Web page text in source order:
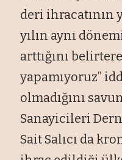
deri ihracatının
yılın aynı
arttığını
yapamıyoruz”
olmadığını
Sanayicileri
Sait Salıcı da